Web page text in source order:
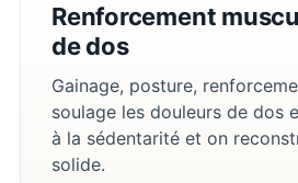
Renforcement
de dos
Gainage, posture,
soulage les douleurs de dos
à la sédentarité et on
solide.